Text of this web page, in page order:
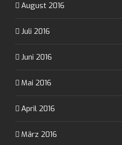
August 2016
Juli 2016
Juni 2016
Mai 2016
April 2016
März 2016